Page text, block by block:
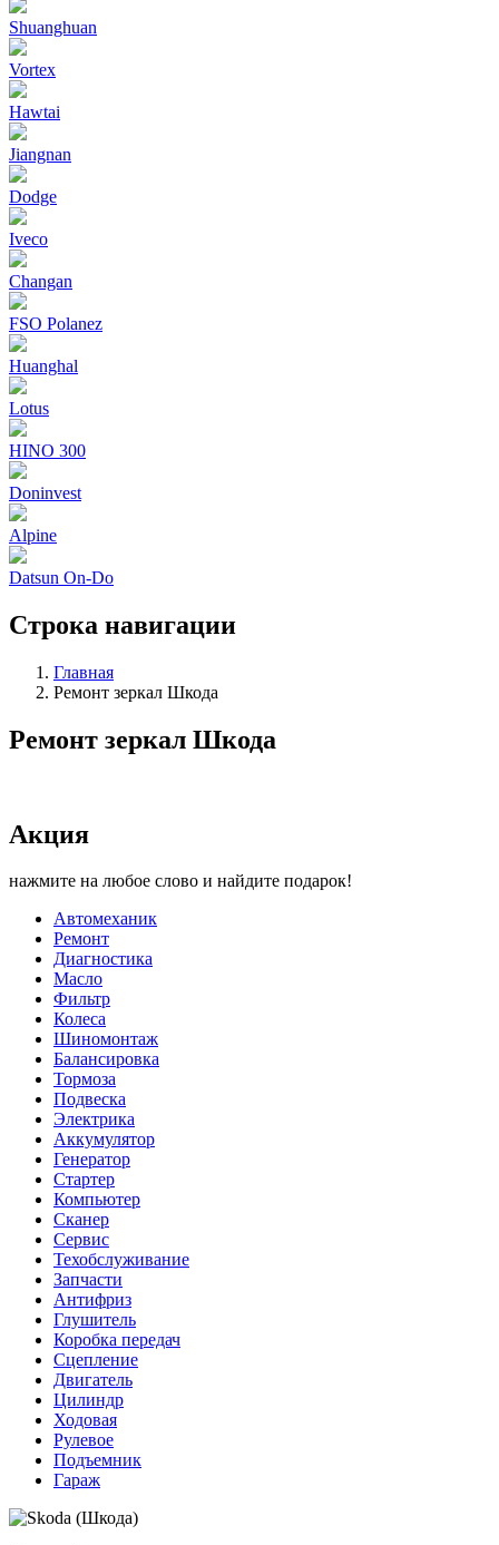
Shuanghuan
Vortex
Hawtai
Jiangnan
Dodge
Iveco
Changan
FSO Polanez
Huanghal
Lotus
HINO 300
Doninvest
Alpine
Datsun On-Do
Строка навигации
Главная
Ремонт зеркал Шкода
Ремонт зеркал Шкода
Акция
нажмите на любое слово и найдите подарок!
Автомеханик
Ремонт
Диагностика
Масло
Фильтр
Колеса
Шиномонтаж
Балансировка
Тормоза
Подвеска
Электрика
Аккумулятор
Генератор
Стартер
Компьютер
Сканер
Сервис
Техобслуживание
Запчасти
Антифриз
Глушитель
Коробка передач
Сцепление
Двигатель
Цилиндр
Ходовая
Рулевое
Подъемник
Гараж